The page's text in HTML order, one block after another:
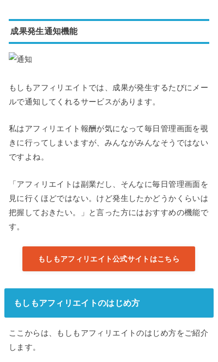
成果発生通知機能
もしもアフィリエイトでは、成果が発生するたびにメー
ルで通知してくれるサービスがあります。
私はアフィリエイト報酬が気になって毎日管理画面を覗
きに行ってしまいますが、みんながみんなそうではない
ですよね。
「アフィリエイトは副業だし、そんなに毎日管理画面を
見に行くほどではない。けど発生したかどうかくらいは
把握しておきたい。」と言った方にはおすすめの機能で
す。
もしもアフィリエイト公式サイトはこちら
もしもアフィリエイトのはじめ方
ここからは、もしもアフィリエイトのはじめ方をご紹介
します。